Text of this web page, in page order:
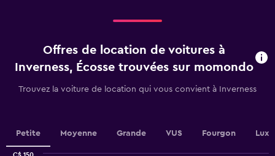
chart
1
values.
Range:
Offres de location de voitures à
Inverness, Écosse trouvées sur momondo
Trouvez la voiture de location qui vous convient à Inverness
Petite Moyenne Grande VUS Fourgon Luxe